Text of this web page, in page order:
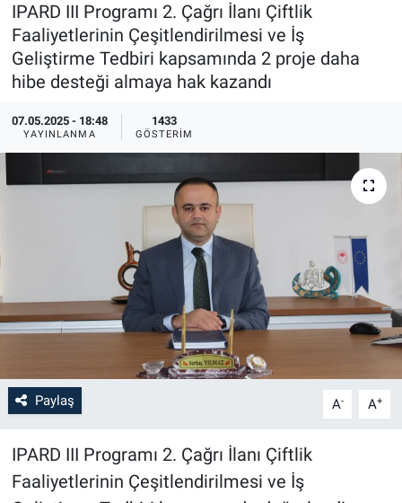
IPARD III Programı 2. Çağrı İlanı Çiftlik
Faaliyetlerinin Çeşitlendirilmesi ve İş
Geliştirme Tedbiri kapsamında 2 proje daha
hibe desteği almaya hak kazandı
07.05.2025 - 18:48
YAYINLANMA
1433
GÖSTERIM
Paylaş A- A+
IPARD III Programı 2. Çağrı İlanı Çiftlik
Faaliyetlerinin Çeşitlendirilmesi ve İş
Sağlık
Yerel
Genel
Asayiş
İlan - Duyuru- Mesaj
Türkiye Gündemi
Sizden Gelenler
Yaşam
Kültür
Medya
Bilim-Tek
Teknoloji
İlan - Duyuru- Mesaj
Türkiye Gündemi
Sizden Gelenler